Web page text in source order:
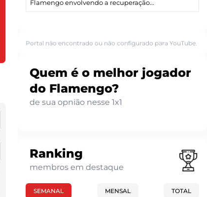
Flamengo envolvendo a recuperação...
Portal não encontrado ou não configurado para YouTube.
Quem é o melhor jogador
do Flamengo?
de sua opnião nesse 1x1
Ranking
membros em destaque
SEMANAL MENSAL TOTAL